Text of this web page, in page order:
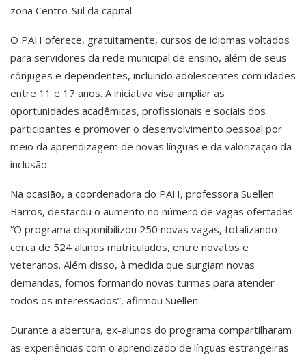
zona Centro-Sul da capital.
O PAH oferece, gratuitamente, cursos de idiomas voltados
para servidores da rede municipal de ensino, além de seus
cônjuges e dependentes, incluindo adolescentes com idades
entre 11 e 17 anos. A iniciativa visa ampliar as
oportunidades acadêmicas, profissionais e sociais dos
participantes e promover o desenvolvimento pessoal por
meio da aprendizagem de novas línguas e da valorização da
inclusão.
Na ocasião, a coordenadora do PAH, professora Suellen
Barros, destacou o aumento no número de vagas ofertadas.
“O programa disponibilizou 250 novas vagas, totalizando
cerca de 524 alunos matriculados, entre novatos e
veteranos. Além disso, à medida que surgiam novas
demandas, fomos formando novas turmas para atender
todos os interessados”, afirmou Suellen.
Durante a abertura, ex-alunos do programa compartilharam
as experiências com o aprendizado de línguas estrangeiras